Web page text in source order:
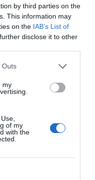
by third parties on the
This information may
on the IAB’s List of
disclose it to other
Outs
my
of my
with the
δημοτικού
του πατέρα του.
και
και σε συνεργείο
υπολογιστές και
ιστοσελίδες.
και διαχειριστής